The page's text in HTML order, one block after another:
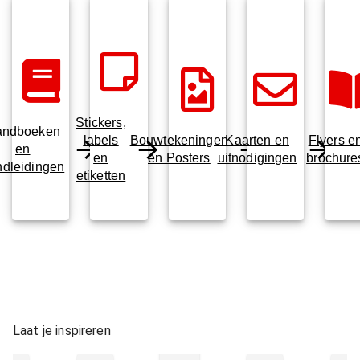
en
Stickers,
labels
en
etiketten
Bouwtekeningen
en Posters
Kaarten en
uitnodigingen
Flyers
Laat je inspireren